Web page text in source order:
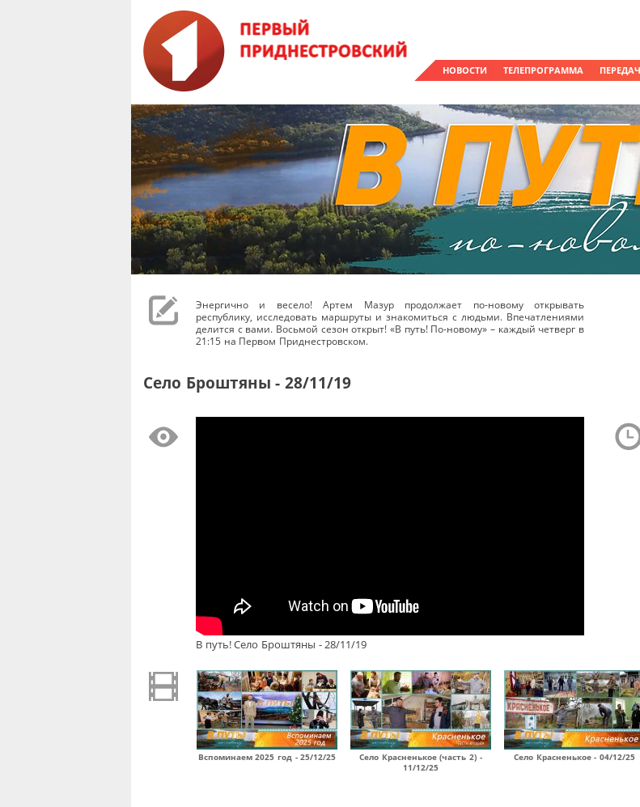
НОВОСТИ ТЕЛЕПРОГРАММА
Энергично и весело! Артем Мазур продолжает по-новому открывать
республику, исследовать маршруты и знакомиться с людьми. Впечатлениями
делится с вами. Восьмой сезон открыт! «В путь! По-новому» – каждый четверг в
21:15 на Первом Приднестровском.
Село Броштяны - 28/11/19
В путь! Село Броштяны - 28/11/19
Вспоминаем 2025 год - 25/12/25
Село Красненькое (часть 2) -
11/12/25
Село Красненькое - 04/12/25